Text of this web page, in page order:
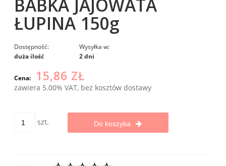
BABKA JAJOWATA
ŁUPINA 150g
Dostępność:
duża ilość
Wysyłka w:
2 dni
Cena: 15,86 ZŁ
zawiera 5.00% VAT, bez kosztów dostawy
szt. Do koszyka